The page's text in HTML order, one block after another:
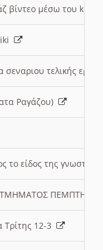
βίντεο μέσω του
σεναριου τελικής
Ραγάζου)
το είδος της
ΤΜΗΜΑΤΟΣ
Τρίτης 12-3